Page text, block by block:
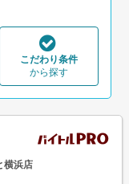
こだわり条件
から探す
横浜店